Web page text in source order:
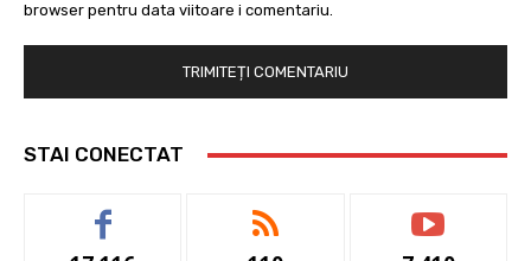
browser pentru data viitoare i comentariu.
STAI CONECTAT